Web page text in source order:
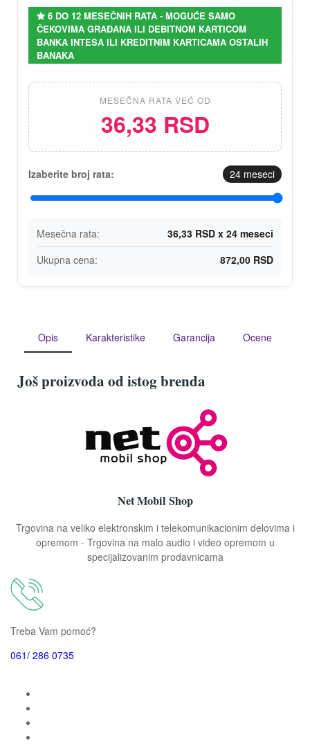
6 DO 12 MESEČNIH RATA - MOGUĆE SAMO
ČEKOVIMA GRAĐANA ILI DEBITNOM KARTICOM
BANKA INTESA ILI KREDITNIM KARTICAMA OSTALIH
BANAKA
MESEČNA RATA VEĆ OD
36,33 RSD
Izaberite broj rata: 24 meseci
Mesečna rata:
36,33 RSD x 24 meseci
Ukupna cena:
872,00 RSD
Opis Karakteristike Garancija Ocene
Još proizvoda od istog brenda
Net Mobil Shop
Trgovina na veliko elektronskim i telekomunikacionim delovima i
opremom - Trgovina na malo audio i video opremom u
specijalizovanim prodavnicama
Treba Vam pomoć?
061/ 286 0735